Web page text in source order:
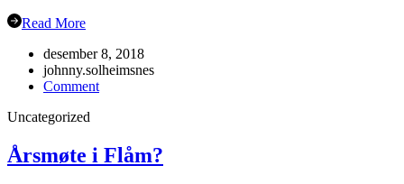
Read More
desember 8, 2018
johnny.solheimsnes
Commenton
Uncategorized
Årsmøte i Flåm?